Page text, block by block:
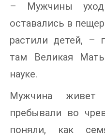
– Мужчины
оставались в
растили детей, –
там Великая
науке.
Мужчина
пребывали во
поняли, как